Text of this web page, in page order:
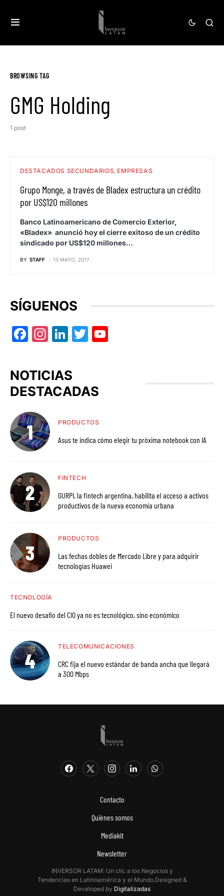
BROWSING TAG
GMG Holding
1 post
DESTACADOS SECUNDARIOS EMPRESAS
Grupo Monge, a través de Bladex estructura un crédito
por US$120 millones
Banco Latinoamericano de Comercio Exterior,
«Bladex» anunció hoy el cierre exitoso de un crédito
sindicado por US$120 millones…
BY STAFF 10 MAYO, 2017
SÍGUENOS
Facebook
Instagram
LinkedIn
Twitter
NOTICIAS
DESTACADAS
PRODUCTOS
Asus te indica cómo elegir tu próxima notebook con IA
FINTECH
GURPI, la fintech argentina, habilita el acceso a activos
productivos de la nueva economía urbana
PRODUCTOS
Las fechas dobles de Mercado Libre y para adquirir
tecnologías Huawei
TECNOLOGÍA
El nuevo desafío del CIO ya no es tecnológico, sino económico
TELECOMUNICACIONES
CRC fija el nuevo estándar de banda ancha que llegará
a 300 Mbps
Contacto
Quiénes somos
Mediakit
Newsletter
INVERSOR LATAM: Un clic a los Negocios y
Tendencias en Latinoamérica y el Mundo.Designed &
Developed by Digitalizadas